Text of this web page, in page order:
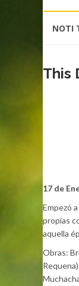
NOTI
This
17 de
Empezó
propias
aquella
Obras: